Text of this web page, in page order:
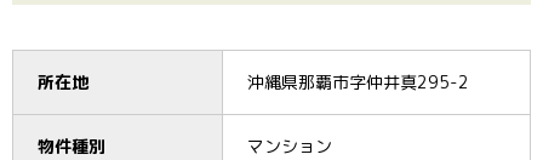
所在地 沖縄県那覇市字仲井真295-2
物件種別 マンション